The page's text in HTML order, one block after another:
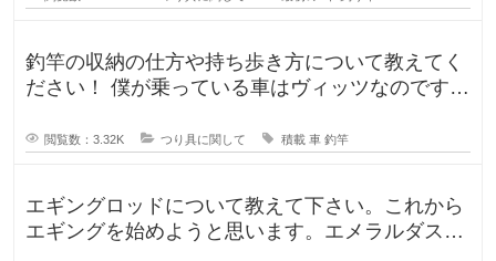
釣竿の収納の仕方や持ち歩き方について教えてく
ださい！ 僕が乗っている車はヴィッツなのです
閲覧数：3.32K つり具に関して 積載 車 釣竿
エギングロッドについて教えて下さい。これから
エギングを始めようと思います。エメラルダスや